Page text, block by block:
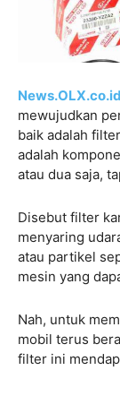
News.OLX.co.id
mewujudkan
baik adalah
adalah
atau dua saja,
Disebut filter
menyaring
atau partikel
mesin yang
Nah, untuk
mobil terus
filter ini